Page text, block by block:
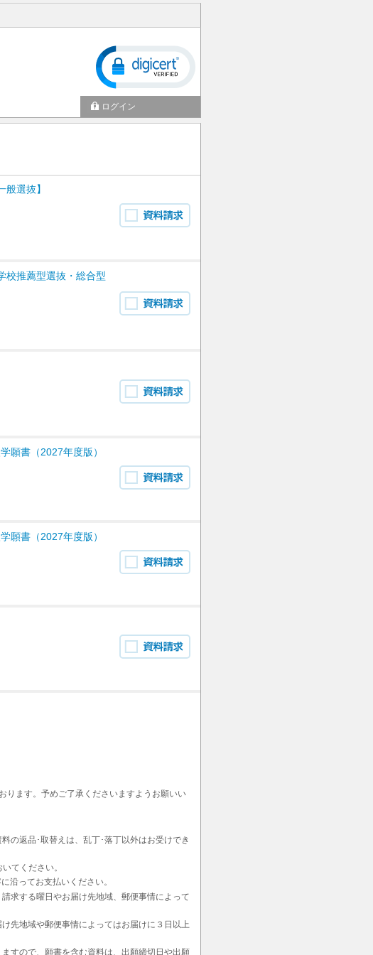
ログイン
選抜】
校推薦型選抜・総合型
願書（2027年度版）
願書（2027年度版）
ります。予めご了承くださいますようお願いい
の返品･取替えは、乱丁･落丁以外はお受けでき
てください。
沿ってお支払いください。
求する曜日やお届け先地域、郵便事情によって
先地域や郵便事情によってはお届けに３日以上
すので、願書を含む資料は、出願締切日や出願